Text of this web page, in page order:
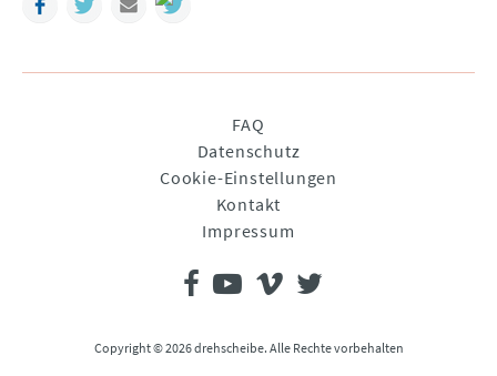
FAQ
Datenschutz
Cookie-Einstellungen
Kontakt
Impressum
Copyright © 2026 drehscheibe. Alle Rechte vorbehalten